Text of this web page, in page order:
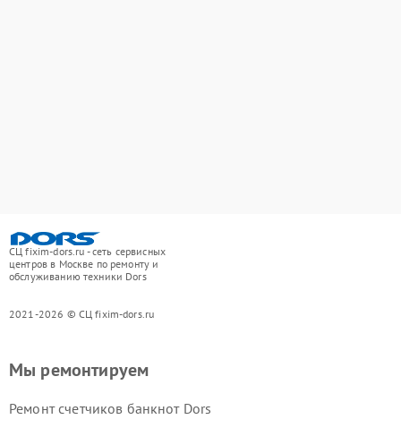
СЦ fixim-dors.ru - сеть сервисных
центров в Москве по ремонту и
обслуживанию техники Dors
2021-2026 © СЦ fixim-dors.ru
Мы ремонтируем
Ремонт счетчиков банкнот Dors